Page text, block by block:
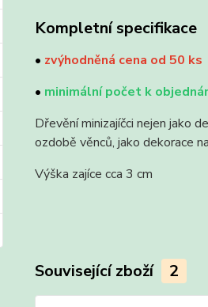
Kompletní specifikace
• zvýhodněná cena od 50 ks
• minimální počet k
Dřevění minizajíčci nejen jako
ozdobě věnců, jako dekorace
Výška zajíce cca 3 cm
Související zboží 2